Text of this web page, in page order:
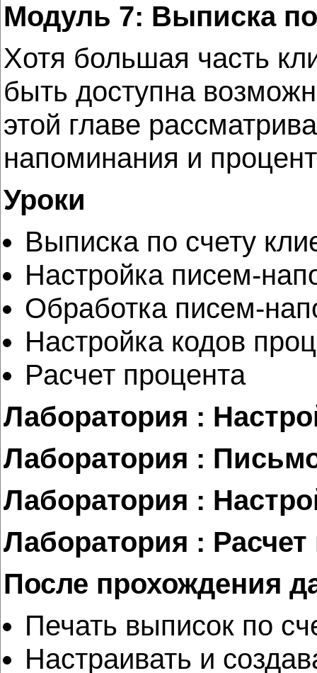
Модуль 7: Выписка
Хотя большая часть
быть доступна
этой главе
напоминания и
Уроки
Выписка по счету
Настройка писем-
Обработка писем-
Настройка кодов
Расчет процента
Лаборатория :
Лаборатория :
Лаборатория :
Лаборатория : Расчет
После прохождения
Печать выписок по
Настраивать и